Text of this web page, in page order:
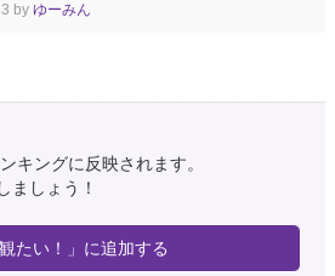
by ゆーみん
キングに反映されます。
ましょう！
観たい！」に追加する